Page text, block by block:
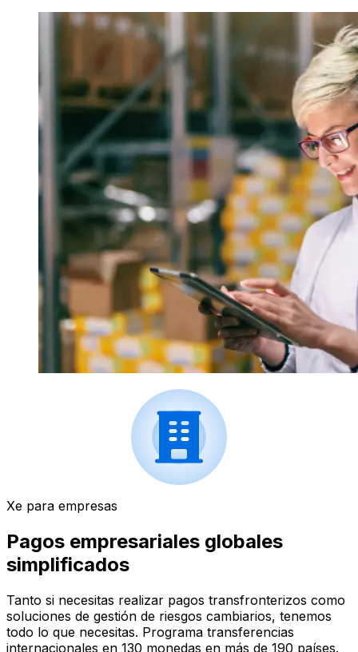
Xe para empresas
Pagos empresariales globales
simplificados
Tanto si necesitas realizar pagos transfronterizos como
soluciones de gestión de riesgos cambiarios, tenemos
todo lo que necesitas. Programa transferencias
internacionales en 130 monedas en más de 190 países.